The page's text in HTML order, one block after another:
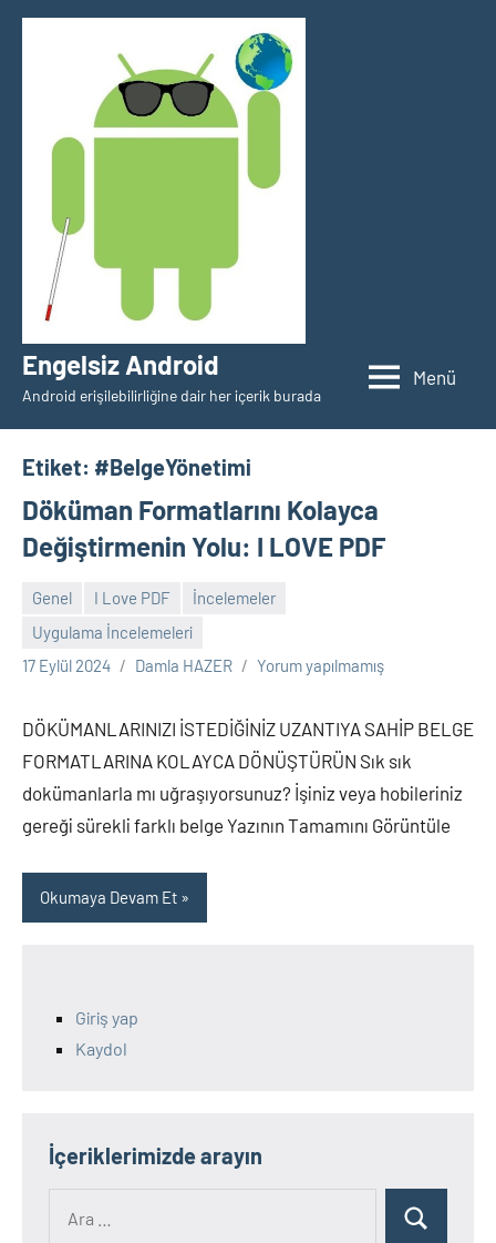
İçeriğe
Engelsiz Android
Android erişilebilirliğine dair her içerik burada
Menü
Etiket: #BelgeYönetimi
Döküman Formatlarını Kolayca
Değiştirmenin Yolu: I LOVE PDF
Genel I Love PDF
İncelemeler
Uygulama İncelemeleri
17 Eylül 2024
Damla HAZER Yorum yapılmamış
DÖKÜMANLARINIZI İSTEDİĞİNİZ UZANTIYA SAHİP BELGE
FORMATLARINA KOLAYCA DÖNÜŞTÜRÜN Sık sık
dokümanlarla mı uğraşıyorsunuz? İşiniz veya hobileriniz
gereği sürekli farklı belge Yazının Tamamını Görüntüle
Okumaya Devam Et
Giriş yap
Kaydol
İçeriklerimizde arayın
Ara